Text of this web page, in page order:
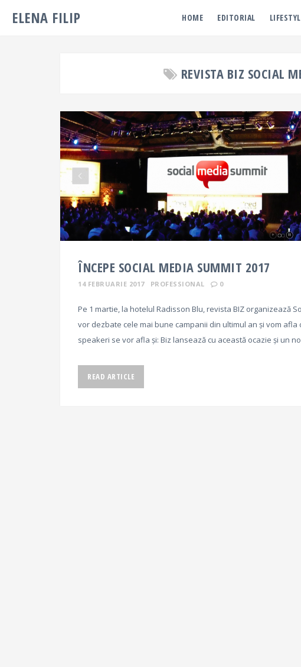
ELENA FILIP HOME EDITORIAL
REVISTA BIZ SOCIAL
ÎNCEPE SOCIAL MEDIA SUMMIT 2017
14 FEBRUARIE 2017 PROFESSIONAL 0
Pe 1 martie, la hotelul Radisson Blu, revista BIZ organizează
vor dezbate cele mai bune campanii din ultimul an și vom
speakeri se vor afla și: Biz lansează cu această ocazie și un
READ ARTICLE